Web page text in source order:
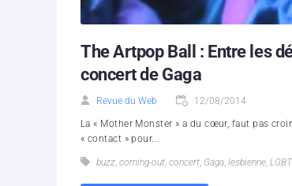
The Artpop Ball : Entre les
concert de Gaga
Revue du Web 12/08/2014
La « Mother Monster » a du cœur, faut pas
« contact » pour...
buzz, coming-out, concert, Gaga, lesbienne, LGBT